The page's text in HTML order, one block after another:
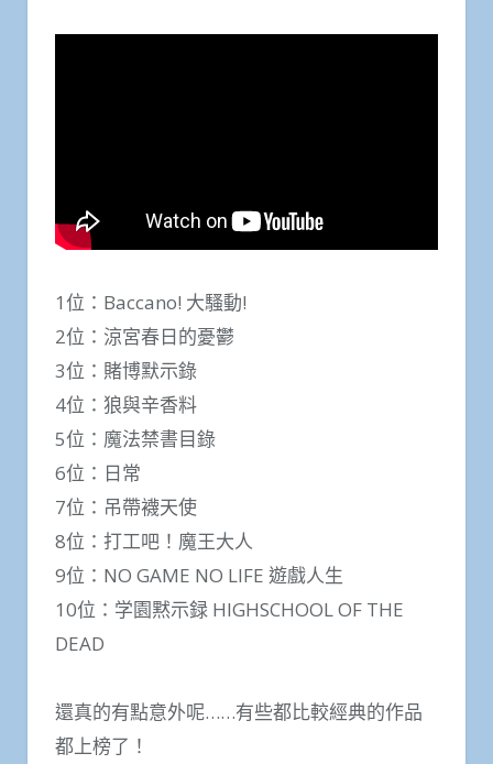
1位：Baccano! 大騷動!
2位：涼宮春日的憂鬱
3位：賭博默示錄
4位：狼與辛香料
5位：魔法禁書目錄
6位：日常
7位：吊帶襪天使
8位：打工吧！魔王大人
9位：NO GAME NO LIFE 遊戲人生
10位：学園黙示録 HIGHSCHOOL OF THE
DEAD
還真的有點意外呢……有些都比較經典的作品
都上榜了！